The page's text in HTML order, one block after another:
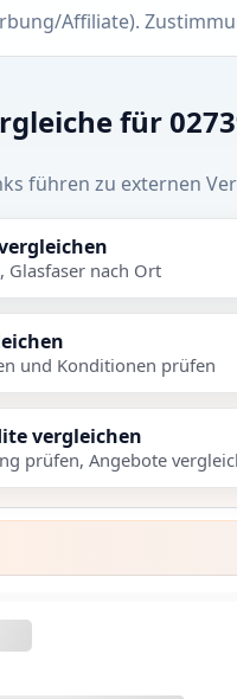
Affiliate).
für
führen zu externen
Glasfaser nach Ort
und Konditionen prüfen
vergleichen
prüfen, Angebote